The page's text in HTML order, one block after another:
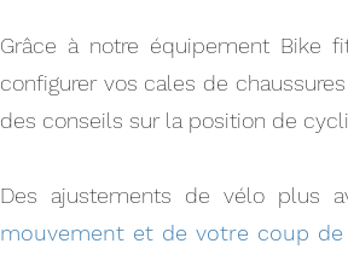
Grâce à notre équipement Bike
configurer vos cales de
des conseils sur la position de
Des ajustements de vélo plus
mouvement et de votre coup de